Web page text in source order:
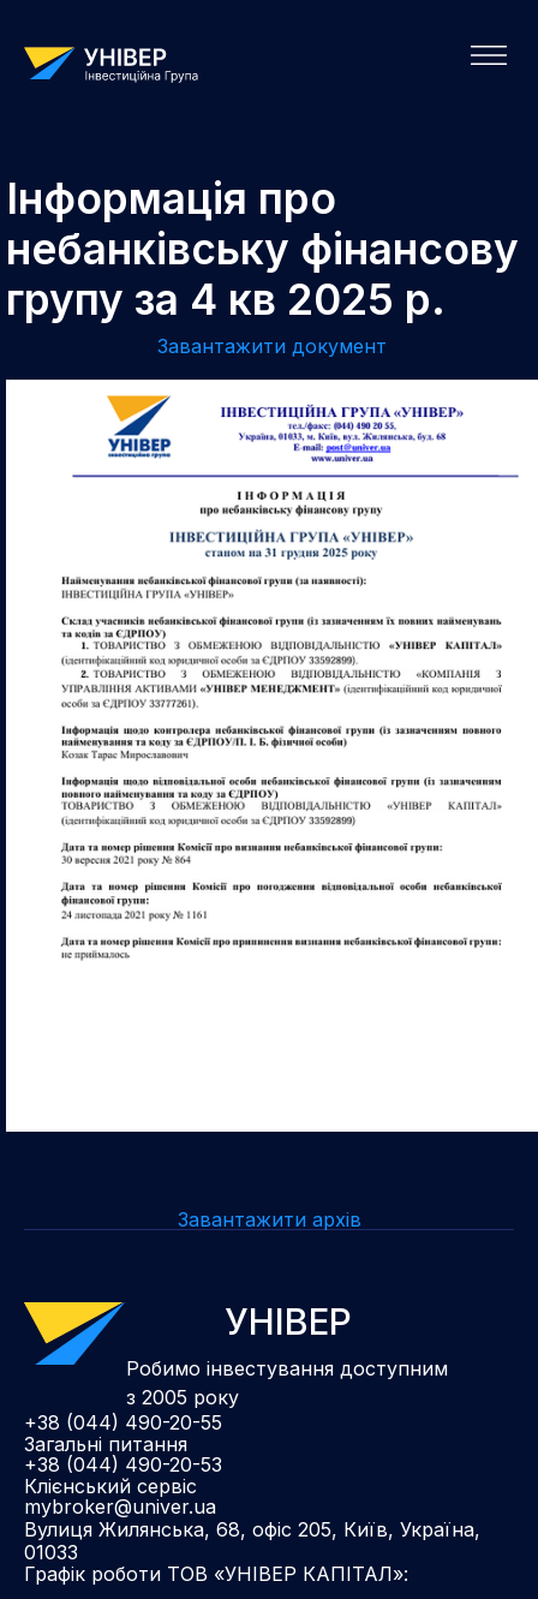
Інформація про
небанківську фінансову
групу за 4 кв 2025 р.
Завантажити документ
Завантажити архів
УНІВЕР
Робимо інвестування доступним
з 2005 року
+38 (044) 490-20-55
Загальні питання
+38 (044) 490-20-53
Клієнський сервіс
mybroker@univer.ua
Вулиця Жилянська, 68, офіс 205, Київ, Україна,
01033
Графік роботи ТОВ «УНІВЕР КАПІТАЛ»: